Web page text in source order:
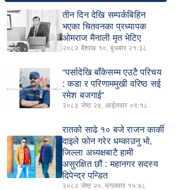
तीन दिन देखि सम्पर्कबिहिन
भएका चितवनका प्रध्यापक
ओमराज मैनाली मृत भेटिए
२०८२ बैशाख १०, बुधबार २१:३८
“पर्सादेखि बाँकेसम्म एउटै परिचय
: कडा र परिणाममुखी वरिष्ठ सई
रमेश बजगाई”
२०८३ जेष्ठ २४, आईतवार ०९:१८
रातको साढे १० बजे राजन कार्की
दाइले फोन गरेर धम्काउनु भो,
जिल्ला अध्यक्षबाटै हामी
असुरक्षित छौं : महानगर सदस्य
दिपेन्द्र पन्डित
२०८२ जेष्ठ २०, मंगलवार १५:४८